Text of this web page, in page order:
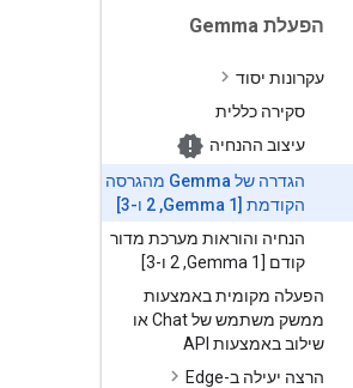
הפעלת Gemma
עקרונות יסוד
סקירה כללית
עיצוב ההנחיה
הגדרה של Gemma מהגרסה
הקודמת [Gemma 1
,
הנחיה והוראות מערכת מדור
קודם [Gemma 1
,
הפעלה מקומית באמצעות
ממשק משתמש של Chat או
שילוב באמצעות API
הרצה יעילה ב-Edge